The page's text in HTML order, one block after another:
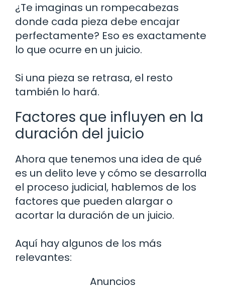
¿Te imaginas un rompecabezas
donde cada pieza debe encajar
perfectamente? Eso es exactamente
lo que ocurre en un juicio.
Si una pieza se retrasa, el resto
también lo hará.
Factores que influyen en la
duración del juicio
Ahora que tenemos una idea de qué
es un delito leve y cómo se desarrolla
el proceso judicial, hablemos de los
factores que pueden alargar o
acortar la duración de un juicio.
Aquí hay algunos de los más
relevantes:
Anuncios